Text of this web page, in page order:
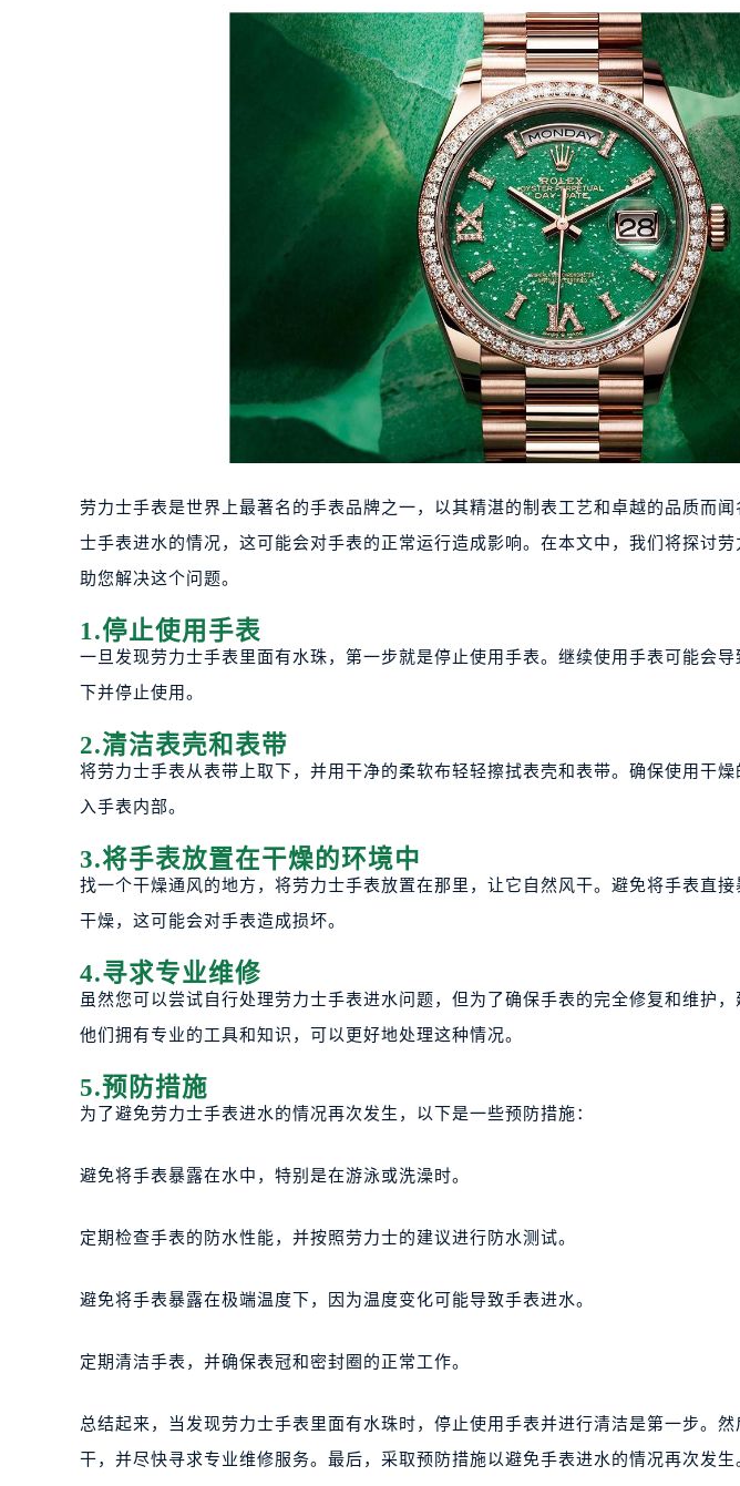
劳力士手表是世界上最著名的手表品牌之一，以其精湛的制表工艺和卓越的品质而
士手表进水的情况，这可能会对手表的正常运行造成影响。在本文中，我们将探讨
助您解决这个问题。
1.停止使用手表
一旦发现劳力士手表里面有水珠，第一步就是停止使用手表。继续使用手表可能会
下并停止使用。
2.清洁表壳和表带
将劳力士手表从表带上取下，并用干净的柔软布轻轻擦拭表壳和表带。确保使用干
入手表内部。
3.将手表放置在干燥的环境中
找一个干燥通风的地方，将劳力士手表放置在那里，让它自然风干。避免将手表直
干燥，这可能会对手表造成损坏。
4.寻求专业维修
虽然您可以尝试自行处理劳力士手表进水问题，但为了确保手表的完全修复和维护
他们拥有专业的工具和知识，可以更好地处理这种情况。
5.预防措施
为了避免劳力士手表进水的情况再次发生，以下是一些预防措施：
避免将手表暴露在水中，特别是在游泳或洗澡时。
定期检查手表的防水性能，并按照劳力士的建议进行防水测试。
避免将手表暴露在极端温度下，因为温度变化可能导致手表进水。
定期清洁手表，并确保表冠和密封圈的正常工作。
总结起来，当发现劳力士手表里面有水珠时，停止使用手表并进行清洁是第一步。
干，并尽快寻求专业维修服务。最后，采取预防措施以避免手表进水的情况再次发生